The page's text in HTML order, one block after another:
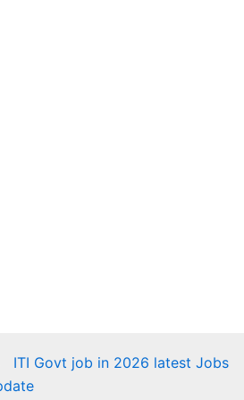
ITI Govt job in 2026 latest Jobs